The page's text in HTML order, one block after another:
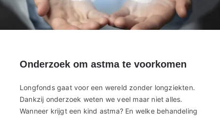
Onderzoek om astma te voorkomen
Longfonds gaat voor een wereld zonder longziekten.
Dankzij onderzoek weten we veel maar niet alles.
Wanneer krijgt een kind astma? En welke behandeling